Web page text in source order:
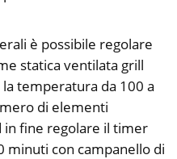
è possibile regolare
statica ventilata grill
temperatura da 100 a
di elementi
in fine regolare il timer
minuti con campanello di